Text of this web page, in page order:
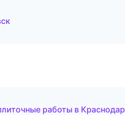
работы в Краснодар